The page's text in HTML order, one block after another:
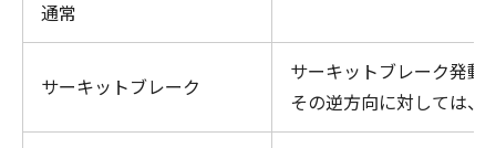
通常
サーキットブレーク
サーキットブレーク発動
その逆方向に対しては、